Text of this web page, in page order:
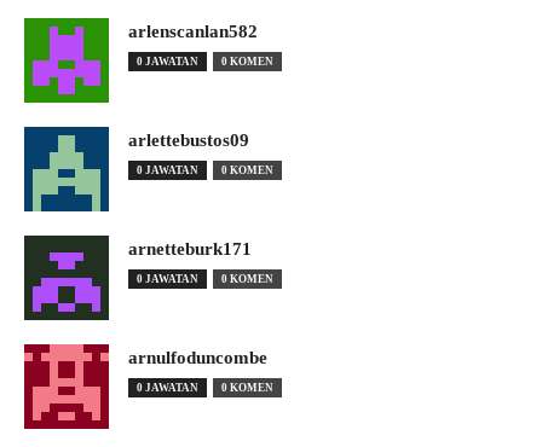
arlenscanlan582
0 JAWATAN 0 KOMEN
arlettebustos09
0 JAWATAN 0 KOMEN
arnetteburk171
0 JAWATAN 0 KOMEN
arnulfoduncombe
0 JAWATAN 0 KOMEN